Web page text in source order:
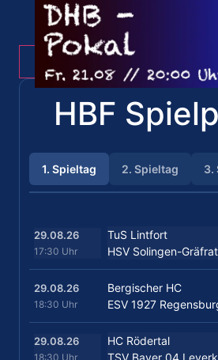
HBF
HBF
1. Spieltag 2. Spieltag 3.
29.08.26
17:30 Uhr
TuS Lintfort
HSV Solingen-
29.08.26
18:30 Uhr
Bergischer HC
ESV 1927
29.08.26
18:30 Uhr
HC Rödertal